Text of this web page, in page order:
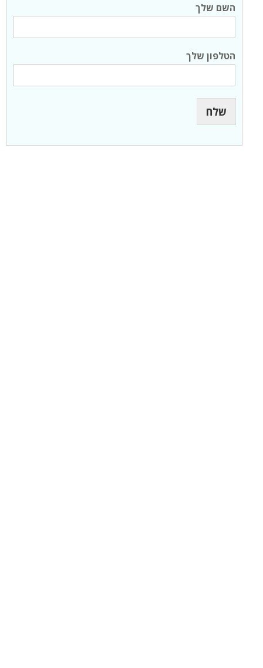
ל
ה
ם
ל
ך
השם שלך
הטלפון שלך
שלח